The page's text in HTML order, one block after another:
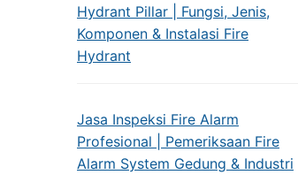
Hydrant Pillar | Fungsi, Jenis,
Komponen & Instalasi Fire
Hydrant
Jasa Inspeksi Fire Alarm
Profesional | Pemeriksaan Fire
Alarm System Gedung & Industri